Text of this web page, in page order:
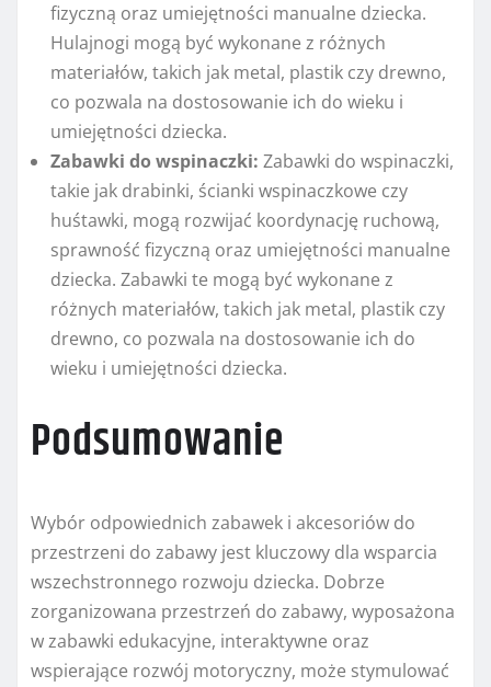
fizyczną oraz umiejętności manualne dziecka.
Hulajnogi mogą być wykonane z różnych
materiałów, takich jak metal, plastik czy drewno,
co pozwala na dostosowanie ich do wieku i
umiejętności dziecka.
Zabawki do wspinaczki: Zabawki do wspinaczki,
takie jak drabinki, ścianki wspinaczkowe czy
huśtawki, mogą rozwijać koordynację ruchową,
sprawność fizyczną oraz umiejętności manualne
dziecka. Zabawki te mogą być wykonane z
różnych materiałów, takich jak metal, plastik czy
drewno, co pozwala na dostosowanie ich do
wieku i umiejętności dziecka.
Podsumowanie
Wybór odpowiednich zabawek i akcesoriów do
przestrzeni do zabawy jest kluczowy dla wsparcia
wszechstronnego rozwoju dziecka. Dobrze
zorganizowana przestrzeń do zabawy, wyposażona
w zabawki edukacyjne, interaktywne oraz
wspierające rozwój motoryczny, może stymulować